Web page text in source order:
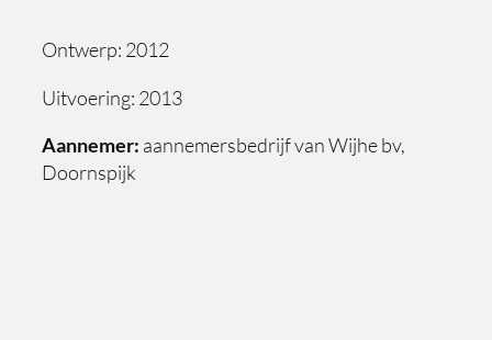
Ontwerp: 2012
Uitvoering: 2013
Aannemer: aannemersbedrijf van Wijhe bv,
Doornspijk